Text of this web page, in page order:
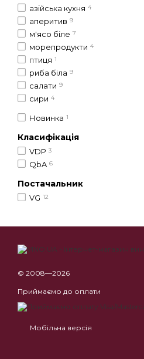
азійська кухня 4
аперитив 9
м'ясо біле 7
морепродукти 4
птиця 1
риба біла 9
салати 9
сири 4
Новинка 1
Класифікація
VDP 3
QbA 6
Постачальник
VG 12
© 2008—2026
Приймаємо до оплати
Мобільна версія